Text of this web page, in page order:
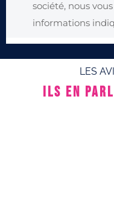
société, nous
informations
LES
ILS EN